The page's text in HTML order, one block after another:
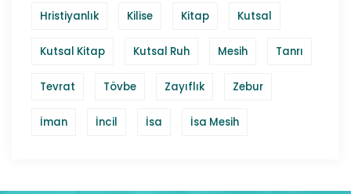
Hristiyanlık Kilise Kitap Kutsal
Kutsal Kitap Kutsal Ruh Mesih Tanrı
Tevrat Tövbe Zayıflık Zebur
İman İncil İsa İsa Mesih